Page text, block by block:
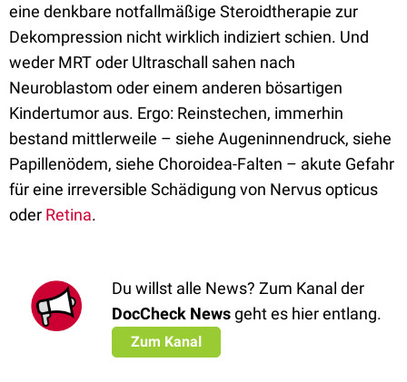
eine denkbare notfallmäßige Steroidtherapie zur
Dekompression nicht wirklich indiziert schien. Und
weder MRT oder Ultraschall sahen nach
Neuroblastom oder einem anderen bösartigen
Kindertumor aus. Ergo: Reinstechen, immerhin
bestand mittlerweile – siehe Augeninnendruck, siehe
Papillenödem, siehe Choroidea-Falten – akute Gefahr
für eine irreversible Schädigung von Nervus opticus
oder Retina.
Du willst alle News? Zum Kanal der
DocCheck Newsgeht es hier entlang.
Zum Kanal